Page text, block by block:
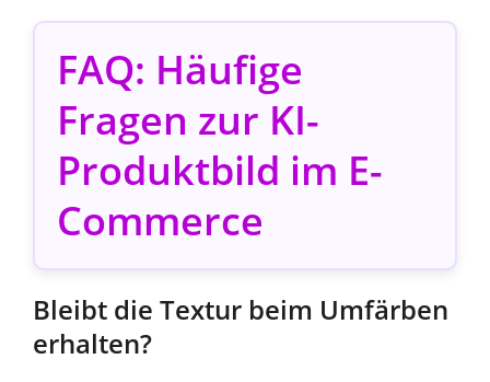
FAQ: Häufige
Fragen zur KI-
Produktbild im E-
Commerce
Bleibt die Textur beim Umfärben
erhalten?